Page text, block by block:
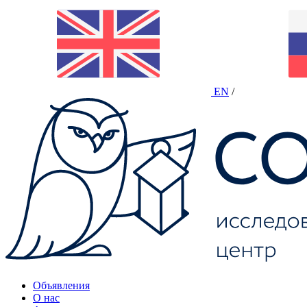
EN /
Объявления
О нас